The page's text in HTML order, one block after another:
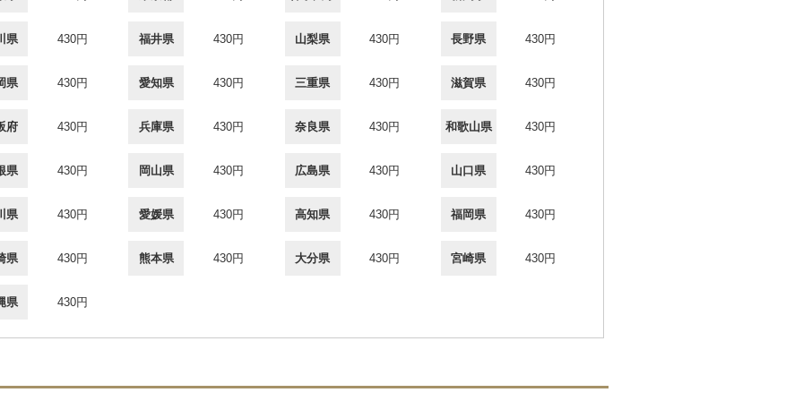
県 430円 福井県 430円 山梨県 430円 長野県 430円
県 430円 愛知県 430円 三重県 430円 滋賀県 430円
府 430円 兵庫県 430円 奈良県 430円 和歌山県 430円
県 430円 岡山県 430円 広島県 430円 山口県 430円
県 430円 愛媛県 430円 高知県 430円 福岡県 430円
県 430円 熊本県 430円 大分県 430円 宮崎県 430円
県 430円